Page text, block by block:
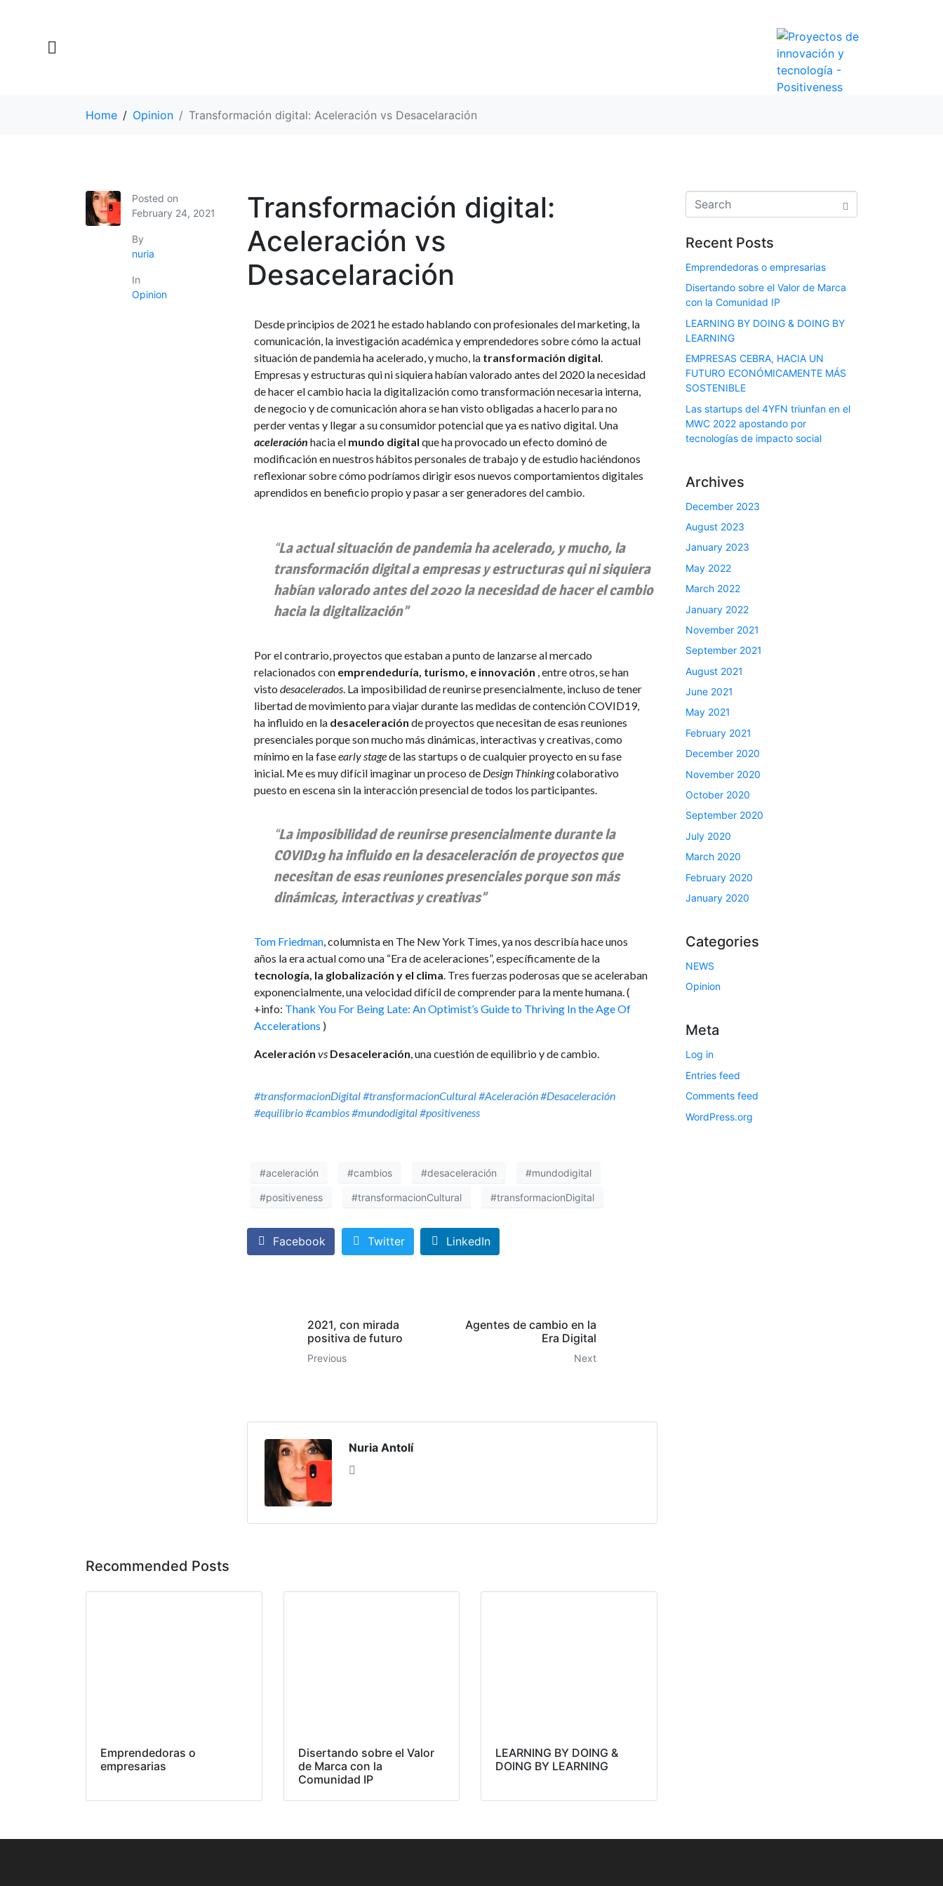
Home Opinion Transformación digital: Aceleración vs Desacelaración
Posted on
February 24, 2021
By
nuria
In
Opinion
Transformación digital:
Aceleración vs
Desacelaración
Desde principios de 2021 he estado hablando con profesionales del marketing, la
comunicación, la investigación académica y emprendedores sobre cómo la actual
situación de pandemia ha acelerado, y mucho, la transformación digital.
Empresas y estructuras qui ni siquiera habían valorado antes del 2020 la necesidad
de hacer el cambio hacia la digitalización como transformación necesaria interna,
de negocio y de comunicación ahora se han visto obligadas a hacerlo para no
perder ventas y llegar a su consumidor potencial que ya es nativo digital. Una
aceleración hacia el mundo digital que ha provocado un efecto dominó de
modificación en nuestros hábitos personales de trabajo y de estudio haciéndonos
reflexionar sobre cómo podríamos dirigir esos nuevos comportamientos digitales
aprendidos en beneficio propio y pasar a ser generadores del cambio.
“La actual situación de pandemia ha acelerado, y mucho, la
transformación digital a empresas y estructuras qui ni siquiera
habían valorado antes del 2020 la necesidad de hacer el cambio
hacia la digitalización”
Por el contrario, proyectos que estaban a punto de lanzarse al mercado
relacionados con emprendeduría, turismo, e innovación , entre otros, se han
visto desacelerados. La imposibilidad de reunirse presencialmente, incluso de tener
libertad de movimiento para viajar durante las medidas de contención COVID19,
ha influido en la desaceleración de proyectos que necesitan de esas reuniones
presenciales porque son mucho más dinámicas, interactivas y creativas, como
mínimo en la faseearly stagede las startups o de cualquier proyecto en su fase
inicial. Me es muy difícil imaginar un proceso de Design Thinkingcolaborativo
puesto en escena sin la interacción presencial de todos los participantes.
“La imposibilidad de reunirse presencialmente durante la
COVID19 ha influido en la desaceleración de proyectos que
necesitan de esas reuniones presenciales porque son más
dinámicas, interactivas y creativas”
Tom Friedman, columnista en The New York Times, ya nos describía hace unos
años la era actual como una “Era de aceleraciones”, específicamente de la
tecnología, la globalización y el clima. Tres fuerzas poderosas que se aceleraban
exponencialmente, una velocidad difícil de comprender para la mente humana. (
+info: Thank You For Being Late: An Optimist’s Guide to Thriving In the Age Of
Accelerations )
Aceleración vs Desaceleración, una cuestión de equilibrio y de cambio.
#transformacionDigital #transformacionCultural #Aceleración #Desaceleración
#equilibrio #cambios #mundodigital #positiveness
#aceleración #cambios #desaceleración #mundodigital
#positiveness #transformacionCultural #transformacionDigital
Facebook Twitter LinkedIn
2021, con mirada
positiva de futuro
Previous
Agentes de cambio en la
Era Digital
Next
Nuria Antolí
Recommended Posts
Emprendedoras o
empresarias
Disertando sobre el Valor
de Marca con la
Comunidad IP
LEARNING BY DOING &
DOING BY LEARNING
Recent Posts
Emprendedoras o empresarias
Disertando sobre el Valor de Marca
con la Comunidad IP
LEARNING BY DOING & DOING BY
LEARNING
EMPRESAS CEBRA, HACIA UN
FUTURO ECONÓMICAMENTE MÁS
SOSTENIBLE
Las startups del 4YFN triunfan en el
MWC 2022 apostando por
tecnologías de impacto social
Archives
December 2023
August 2023
January 2023
May 2022
March 2022
January 2022
November 2021
September 2021
August 2021
June 2021
May 2021
February 2021
December 2020
November 2020
October 2020
September 2020
July 2020
March 2020
February 2020
January 2020
Categories
NEWS
Opinion
Meta
Log in
Entries feed
Comments feed
WordPress.org